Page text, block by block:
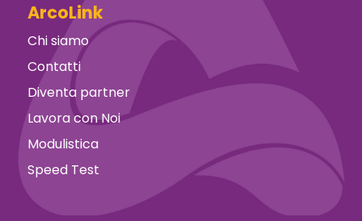
ArcoLink
Chi siamo
Contatti
Diventa partner
Lavora con Noi
Modulistica
Speed Test